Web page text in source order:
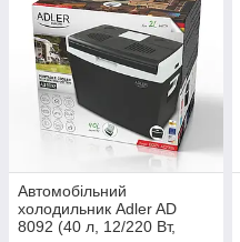
Автомобільний
холодильник Adler AD
8092 (40 л, 12/220 Вт,